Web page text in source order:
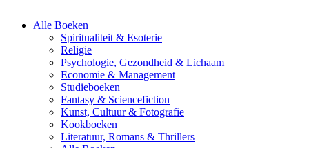
Alle Boeken
Spiritualiteit & Esoterie
Religie
Psychologie, Gezondheid & Lichaam
Economie & Management
Studieboeken
Fantasy & Sciencefiction
Kunst, Cultuur & Fotografie
Kookboeken
Literatuur, Romans & Thrillers